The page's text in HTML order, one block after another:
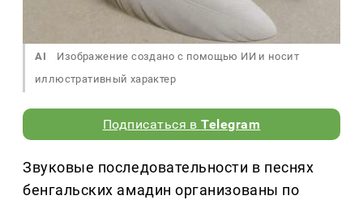
AI
Изображение создано с помощью ИИ и носит
иллюстративный характер
Подписаться вTelegram
Звуковые последовательности в песнях
бенгальских амадин организованы по